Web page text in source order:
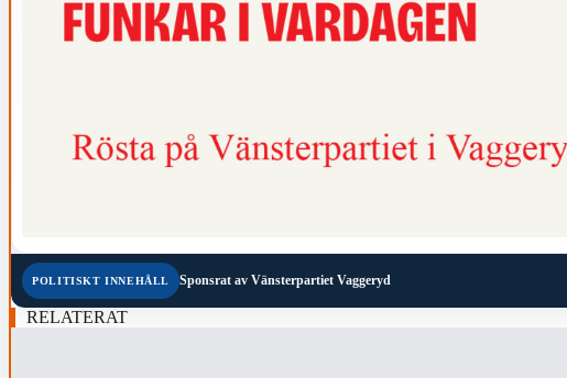
POLITISKT INNEHÅLL Sponsrat av Vänsterpartiet Vaggeryd
RELATERAT